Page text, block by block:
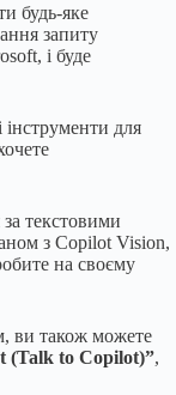
будь-яке
запиту
і буде
для
текстовими
з Copilot Vision,
на своєму
ви також можете
(Talk to Copilot)”,